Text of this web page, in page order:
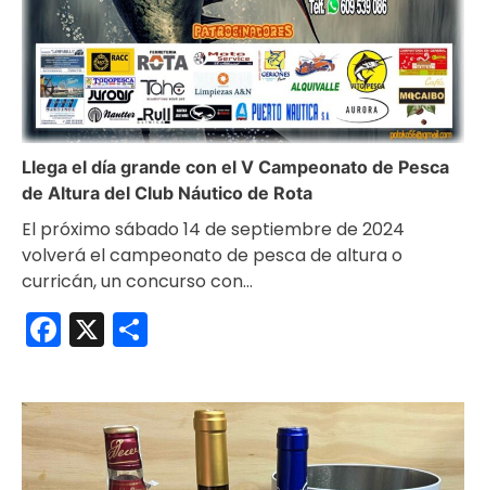
Llega el día grande con el V Campeonato de Pesca
de Altura del Club Náutico de Rota
El próximo sábado 14 de septiembre de 2024
volverá el campeonato de pesca de altura o
curricán, un concurso con…
Facebook
X